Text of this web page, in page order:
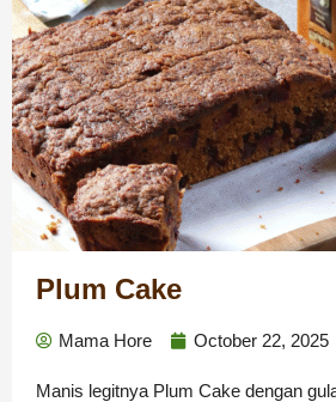
Plum Cake
Mama Hore October 22, 2025
Manis legitnya Plum Cake dengan